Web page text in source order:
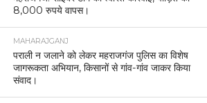
8,000 रुपये वापस।
MAHARAJGANJ
पराली न जलाने को लेकर महराजगंज पुलिस का विशेष
जागरूकता अभियान, किसानों से गांव-गांव जाकर किया
संवाद।